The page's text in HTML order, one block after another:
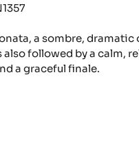
a sombre, dramatic
also followed by a calm,
a graceful finale.